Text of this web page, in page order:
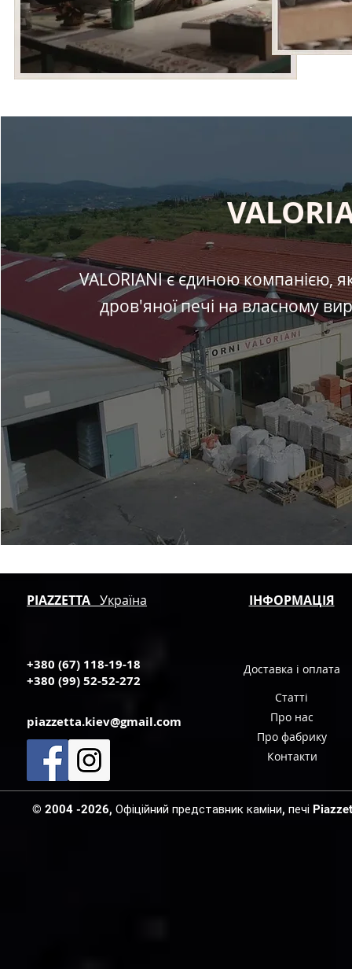
VALORIANI є єдиною компанією,
дров'яної печі на власному
PIAZZETTA Україна ІНФОРМАЦІЯ
+380 (67) 118-19-18
+380 (99) 52-52-272
Доставка і оплата
Статті
piazzetta.kiev@gmail.com
Про нас
Про фабрику
Контакти
© 2004 -2026, Офіційний представник каміни, печі